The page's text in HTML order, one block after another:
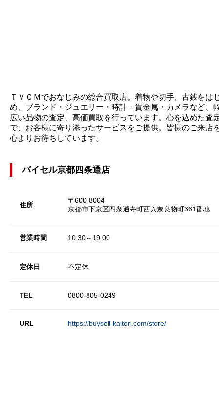
ＴＶＣＭでおなじみの総合買取店。着物や切手、古銭をは
め、ブランド・ジュエリー・時計・貴金属・カメラなど、
広い品物の査定、高価買取を行っています。心を込めた査
で、お客様に寄り添ったサービスをご提供。皆様のご来店
心よりお待ちしています。
バイセル京都四条通店
住所
〒600-8004
京都市下京区四条通寺町西入奈良物町361番地
営業時間 10:30～19:00
定休日 不定休
TEL 0800-805-0249
URL https://buysell-kaitori.com/store/